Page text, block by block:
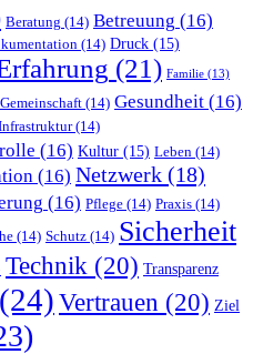
Beratung (14) Betreuung (16)
(14) Druck (15)
(21) Familie (13)
Gemeinschaft (14) Gesundheit (16)
(14)
(16) Kultur (15) Leben (14)
(16) Netzwerk (18)
(16) Pflege (14) Praxis (14)
(14) Schutz (14) Sicherheit
Technik (20) Transparenz
(24)Vertrauen (20) Ziel